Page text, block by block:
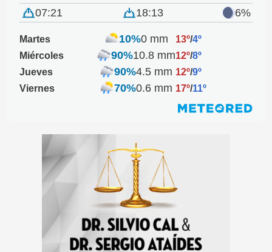
07:21 18:13 6%
Martes 10%0 mm 13º/4º
Miércoles
90%10.8 mm12º/8º
Jueves
90%4.5 mm 12º/9º
Viernes
70%0.6 mm 17º/11º